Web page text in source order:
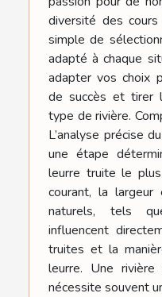
diversité des cours
simple de
adapté à chaque
adapter vos choix
de succès et tirer
type de rivière.
L’analyse précise
une étape
leurre truite le
courant, la largeur
naturels, tels
influencent
truites et la
leurre. Une rivière
nécessite souvent